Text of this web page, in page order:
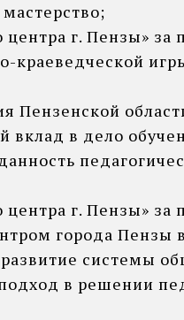
г. Пензы» за
краеведческой
Пензенской
вклад в дело
г. Пензы» за
города Пензы
системы
в решении